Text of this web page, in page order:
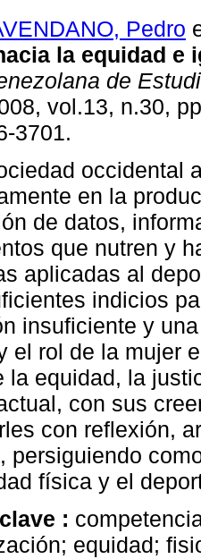
Pedro
la equidad e
de
vol.13, n.30,
3701.
occidental
en la
de datos,
que nutren y
aplicadas al
indicios
insuficiente y
el rol de la mujer
la equidad, la
con sus
con reflexión,
persiguiendo
física y el
:
equidad;